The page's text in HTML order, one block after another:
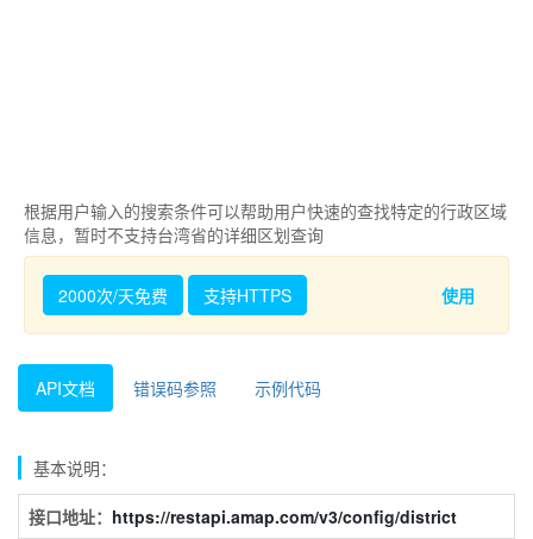
根据用户输入的搜索条件可以帮助用户快速的查找特定的行政区域
信息，暂时不支持台湾省的详细区划查询
2000次/天免费 支持HTTPS 使用
API文档 错误码参照 示例代码
基本说明：
接口地址： https://restapi.amap.com/v3/config/district